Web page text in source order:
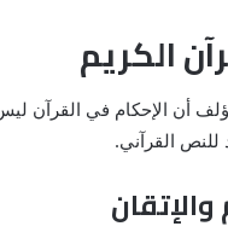
الكريم
أن الإحكام في القرآن
للنص القرآني.